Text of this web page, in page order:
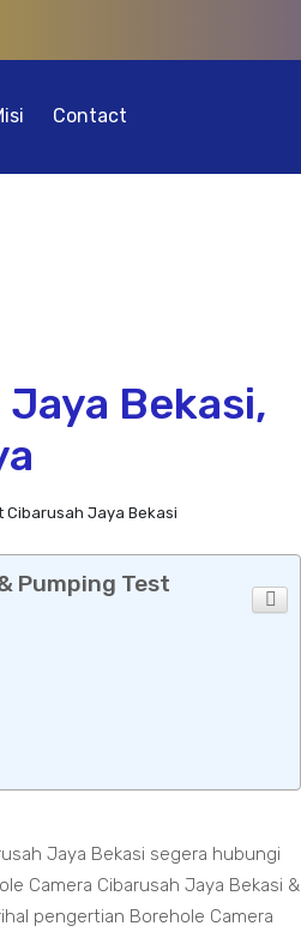
Contact
Bekasi,
Cibarusah Jaya Bekasi
Pumping Test
Jaya Bekasi segera hubungi
Camera Cibarusah Jaya Bekasi &
pengertian Borehole Camera